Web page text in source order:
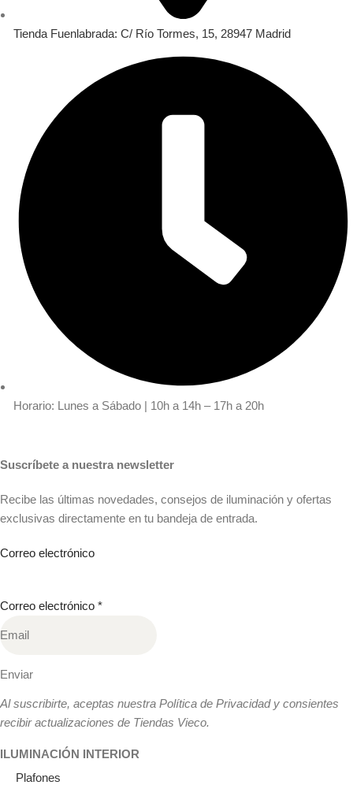
Tienda Fuenlabrada: C/ Río Tormes, 15, 28947 Madrid
Horario: Lunes a Sábado | 10h a 14h – 17h a 20h
Suscríbete a nuestra newsletter
Recibe las últimas novedades, consejos de iluminación y ofertas
exclusivas directamente en tu bandeja de entrada.
Correo electrónico
Correo electrónico *
Enviar
Al suscribirte, aceptas nuestra Política de Privacidad y consientes
recibir actualizaciones de Tiendas Vieco.
ILUMINACIÓN INTERIOR
Plafones